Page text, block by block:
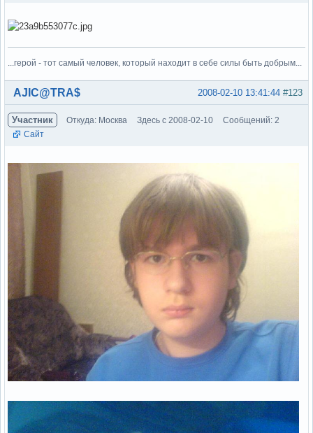
...герой - тот самый человек, который находит в себе силы быть добрым...
Вне форума #123
2008-02-10 13:41:44
AJIC@TRA$
Участник Откуда: Москва Здесь с 2008-02-10
Сообщений: 2
Сайт